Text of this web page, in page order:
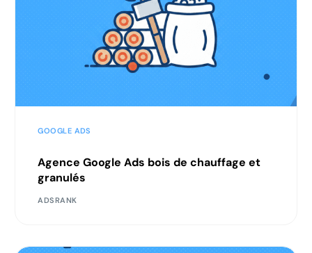
GOOGLE ADS
Agence Google Ads bois de chauffage et
granulés
ADSRANK